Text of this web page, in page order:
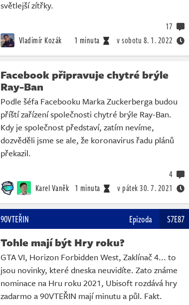
světlejší zítřky.
Vladimír Kozák 1 minuta v sobotu 8. 1. 2022
17
Facebook připravuje chytré brýle
Ray-Ban
Podle šéfa Facebooku Marka Zuckerberga budou
příští zařízení společnosti chytré brýle Ray-Ban.
Kdy je společnost představí, zatím nevíme,
dozvěděli jsme se ale, že koronavirus řadu plánů
překazil.
Karel Vaněk 1 minuta v pátek30. 7. 2021
4
90VTEŘIN Epizoda S7E87
Tohle mají být Hry roku?
GTA VI, Horizon Forbidden West, Zaklínač 4... to
jsou novinky, které dneska neuvidíte. Zato známe
nominace na Hru roku 2021, Ubisoft rozdává hry
zadarmo a 90VTEŘIN mají minutu a půl. Fakt.